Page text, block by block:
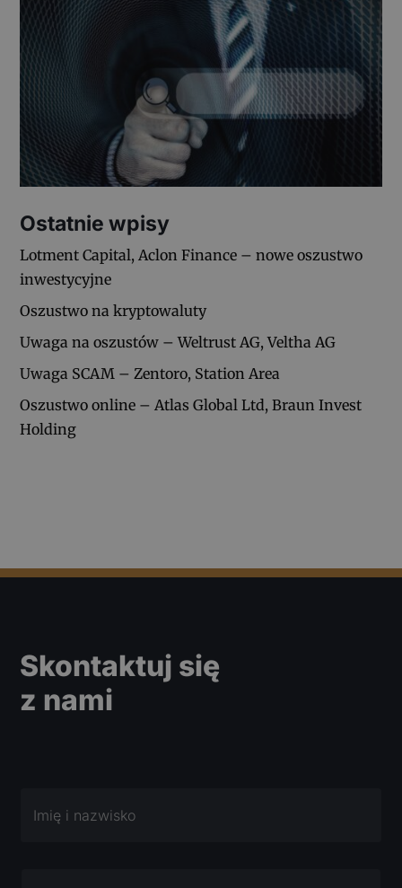
Ostatnie wpisy
Lotment Capital, Aclon Finance – nowe oszustwo
inwestycyjne
Oszustwo na kryptowaluty
Uwaga na oszustów – Weltrust AG, Veltha AG
Uwaga SCAM – Zentoro, Station Area
Oszustwo online – Atlas Global Ltd, Braun Invest
Holding
Skontaktuj się
z nami